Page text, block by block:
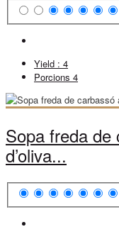
Yield : 4
Porcions 4
Sopa freda de
d’oliva...